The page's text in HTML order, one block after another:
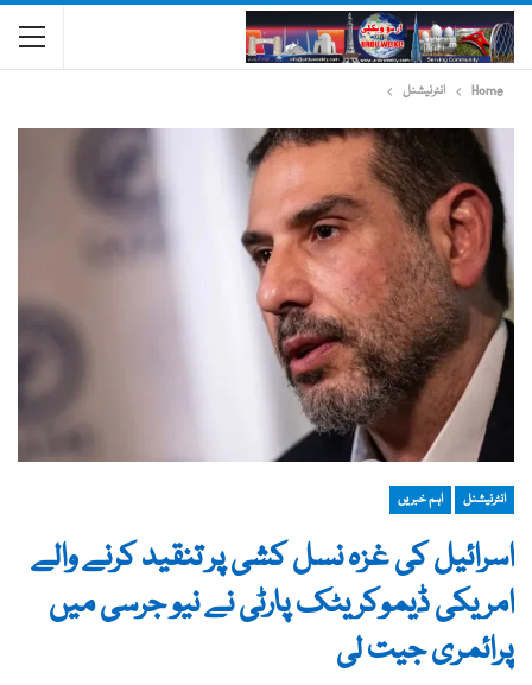
Home انٹرنیشنل
انٹرنیشنل اہم خبریں
اسرائیل کی غزہ نسل کشی پر تنقید کرنے والے
امریکی ڈیموکریٹک پارٹی نے نیو جرسی میں
پرائمری جیت لی